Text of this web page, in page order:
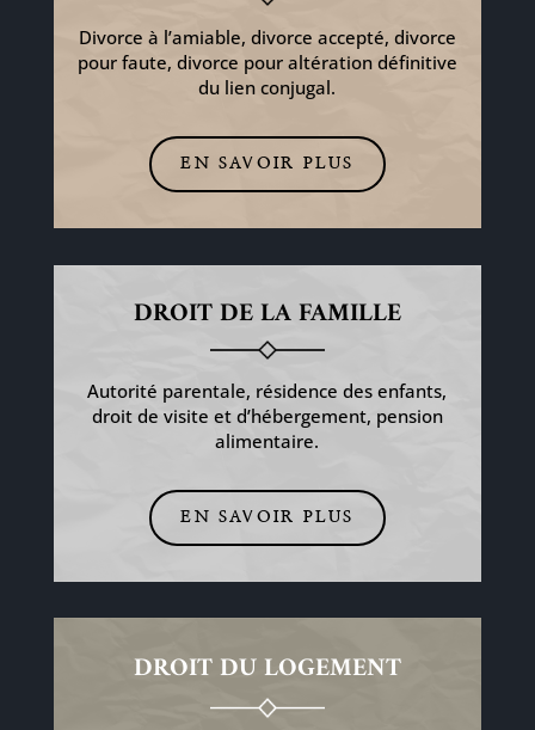
Divorce à l’amiable, divorce accepté, divorce
pour faute, divorce pour altération définitive
du lien conjugal.
EN SAVOIR PLUS
DROIT DE LA FAMILLE
Autorité parentale, résidence des enfants,
droit de visite et d’hébergement, pension
alimentaire.
EN SAVOIR PLUS
DROIT DU LOGEMENT